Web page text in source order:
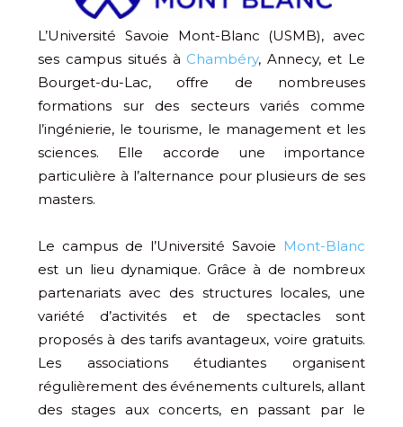
L’Université Savoie Mont-Blanc (USMB), avec
ses campus situés à Chambéry, Annecy, et Le
Bourget-du-Lac, offre de nombreuses
formations sur des secteurs variés comme
l’ingénierie, le tourisme, le management et les
sciences. Elle accorde une importance
particulière à l’alternance pour plusieurs de ses
masters.
Le campus de l’Université Savoie Mont-Blanc
est un lieu dynamique. Grâce à de nombreux
partenariats avec des structures locales, une
variété d’activités et de spectacles sont
proposés à des tarifs avantageux, voire gratuits.
Les associations étudiantes organisent
régulièrement des événements culturels, allant
des stages aux concerts, en passant par le